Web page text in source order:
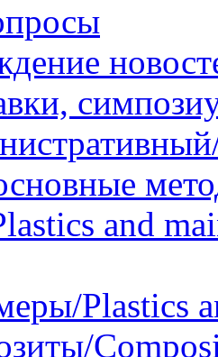
and
Plastics